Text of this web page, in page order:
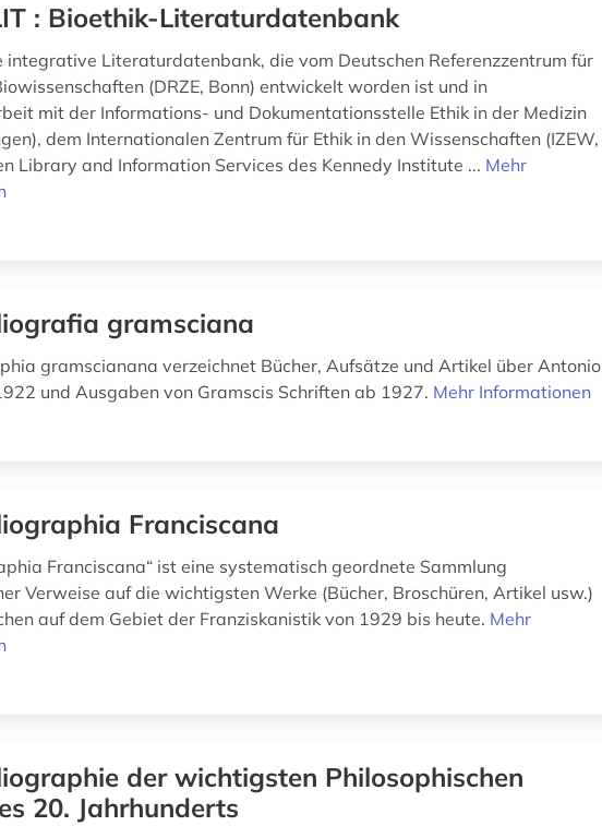
: Bioethik-Literaturdatenbank
integrative Literaturdatenbank, die vom Deutschen Referenzzentrum für
(DRZE, Bonn) entwickelt worden ist und in
mit der Informations- und Dokumentationsstelle Ethik in der Medizin
dem Internationalen Zentrum für Ethik in den Wissenschaften (IZEW,
Library and Information Services des Kennedy Institute ... Mehr
gramsciana
gramscianana verzeichnet Bücher, Aufsätze und Artikel über Antonio
und Ausgaben von Gramscis Schriften ab 1927. Mehr Informationen
Franciscana
Franciscana“ ist eine systematisch geordnete Sammlung
Verweise auf die wichtigsten Werke (Bücher, Broschüren, Artikel usw.)
auf dem Gebiet der Franziskanistik von 1929 bis heute. Mehr
der wichtigsten Philosophischen
20. Jahrhunderts